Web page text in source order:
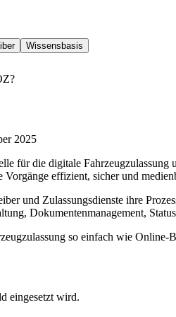
Wissensbasis
2025
für die digitale
Vorgänge effizient, sicher und
und Zulassungsdienste ihre
Dokumentenmanagement,
so einfach wie
eingesetzt wird.